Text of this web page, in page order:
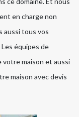
en charge non
aussi tous vos
équipes de
votre maison et aussi
maison avec devis